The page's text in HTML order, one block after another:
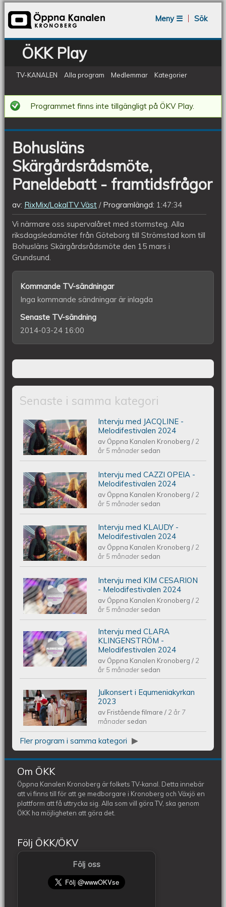
Meny ☰
Sök
ÖKK Play
TV-KANALEN Alla program Medlemmar Kategorier
Bohusläns
Skärgårdsrådsmöte,
Paneldebatt
framtidsfrågor
Programmet finns inte tillgängligt på ÖKV Play.
Bohusläns
Skärgårdsrådsmöte,
Paneldebatt - framtidsfrågor
av: RixMix/LokalTV Väst Programlängd: 1:47:34
Vi närmare oss supervalåret med stormsteg. Alla
riksdagsledamöter från Göteborg till Strömstad kom till
Bohusläns Skärgårdsrådsmöte den 15 mars i
Grundsund.
Kommande TV-sändningar
Inga kommande sändningar är inlagda
Senaste TV-sändning
2014-03-24 16:00
Senaste i samma kategori
Intervju med JACQLINE -
Melodifestivalen 2024
Intervju med JACQLINE -
Melodifestivalen 2024
av Öppna Kanalen Kronoberg/ 2
år 5 månader sedan
Intervju med CAZZI OPEIA -
Melodifestivalen 2024
Intervju med CAZZI OPEIA -
Melodifestivalen 2024
av Öppna Kanalen Kronoberg/ 2
år 5 månader sedan
Intervju med KLAUDY -
Melodifestivalen 2024
Intervju med KLAUDY -
Melodifestivalen 2024
av Öppna Kanalen Kronoberg/ 2
år 5 månader sedan
Intervju med KIM CESARION -
Melodifestivalen 2024
Intervju med KIM CESARION
- Melodifestivalen 2024
av Öppna Kanalen Kronoberg/ 2
år 5 månader sedan
Intervju med CLARA KLINGENSTRÖM
- Melodifestivalen 2024
Intervju med CLARA
KLINGENSTRÖM -
Melodifestivalen 2024
av Öppna Kanalen Kronoberg/ 2
år 5 månader sedan
Piano Marly Azevedo Andersson
Julkonsert EQUMENIAkyrkan 231209
Julkonsert i Equmeniakyrkan
2023
av Fristående filmare/ 2 år 7
månader sedan
Fler program i samma kategori
Om ÖKK
Öppna Kanalen Kronoberg är folkets TV-kanal. Detta innebär
att vi finns till för att ge medborgare i Kronoberg och Växjö en
plattform att få uttrycka sig. Alla som vill göra TV, ska genom
ÖKK ha möjligheten att göra det.
Följ ÖKK/ÖKV
Följ oss